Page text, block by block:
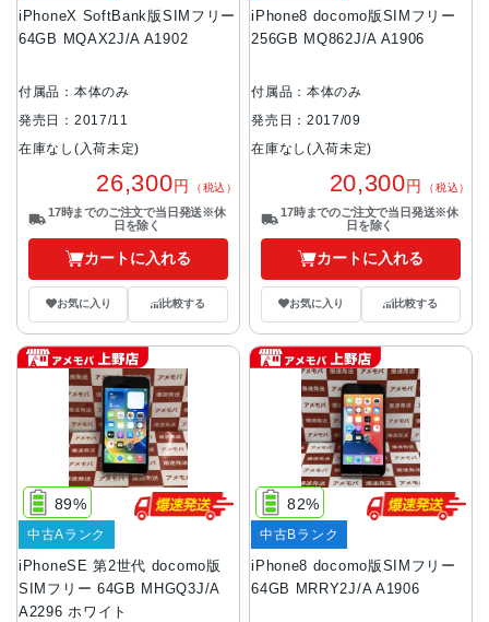
iPhoneX SoftBank版SIMフリー
64GB MQAX2J/A A1902
付属品：本体のみ
発売日：2017/11
在庫なし(入荷未定)
26,300円 （税込）
17時までのご注文で当日発送※休
日を除く
カートに入れる
お気に入り 比較する
iPhone8 docomo版SIMフリー
256GB MQ862J/A A1906
付属品：本体のみ
発売日：2017/09
在庫なし(入荷未定)
20,300円 （税込）
17時までのご注文で当日発送※休
日を除く
カートに入れる
お気に入り 比較する
iPhoneSE 第2世代 docomo版
SIMフリー 64GB MHGQ3J/A
A2296 ホワイト
89%
中古Aランク
iPhone8 docomo版SIMフリー
64GB MRRY2J/A A1906
82%
中古Bランク